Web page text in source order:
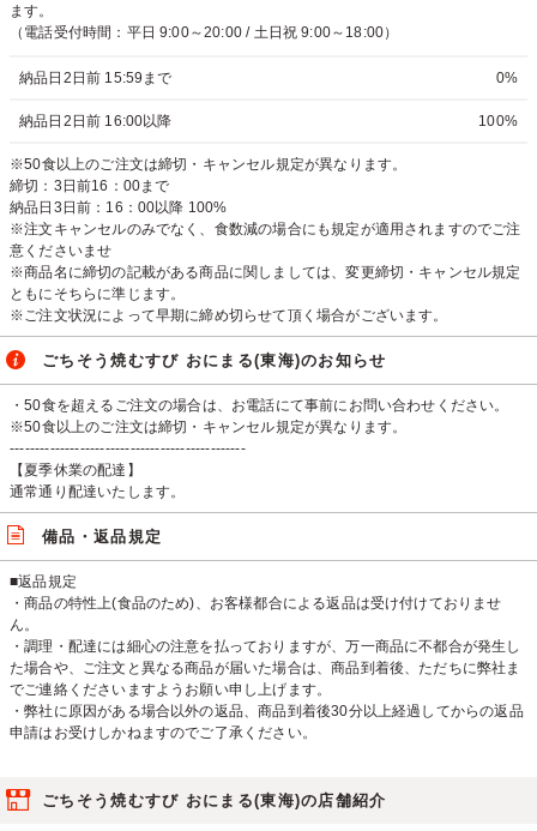
ます。
（電話受付時間：平日 9:00～20:00 / 土日祝 9:00～18:00）
納品日2日前 15:59まで 0%
納品日2日前 16:00以降 100%
※50食以上のご注文は締切・キャンセル規定が異なります。
締切：3日前16：00まで
納品日3日前：16：00以降 100%
※注文キャンセルのみでなく、食数減の場合にも規定が適用されますのでご注
意くださいませ
※商品名に締切の記載がある商品に関しましては、変更締切・キャンセル規定
ともにそちらに準じます。
※ご注文状況によって早期に締め切らせて頂く場合がございます。
ごちそう焼むすび おにまる(東海)のお知らせ
・50食を超えるご注文の場合は、お電話にて事前にお問い合わせください。
※50食以上のご注文は締切・キャンセル規定が異なります。
-----------------------------------------------
【夏季休業の配達】
通常通り配達いたします。
備品・返品規定
■返品規定
・商品の特性上(食品のため)、お客様都合による返品は受け付けておりませ
ん。
・調理・配達には細心の注意を払っておりますが、万一商品に不都合が発生し
た場合や、ご注文と異なる商品が届いた場合は、商品到着後、ただちに弊社ま
でご連絡くださいますようお願い申し上げます。
・弊社に原因がある場合以外の返品、商品到着後30分以上経過してからの返品
申請はお受けしかねますのでご了承ください。
ごちそう焼むすび おにまる(東海)の店舗紹介